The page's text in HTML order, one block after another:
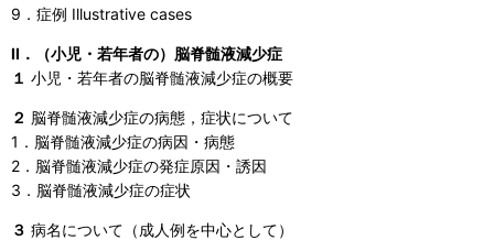
9．症例 Illustrative cases
II．（小児・若年者の）脳脊髄液減少症
１ 小児・若年者の脳脊髄液減少症の概要
２ 脳脊髄液減少症の病態，症状について
1．脳脊髄液減少症の病因・病態
2．脳脊髄液減少症の発症原因・誘因
3．脳脊髄液減少症の症状
３ 病名について（成人例を中心として）